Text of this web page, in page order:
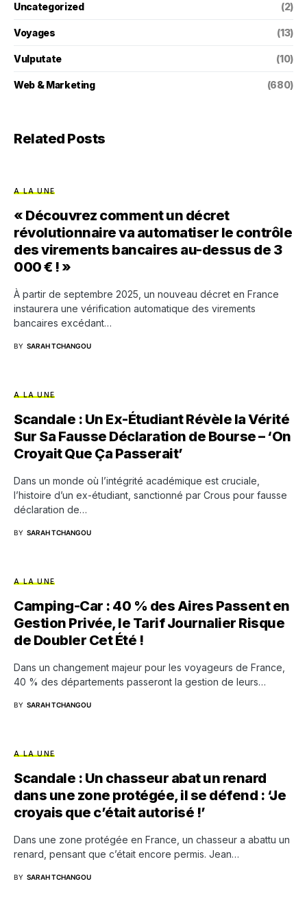
Uncategorized (2)
Voyages (13)
Vulputate (10)
Web & Marketing (680)
Related Posts
A LA UNE
« Découvrez comment un décret
révolutionnaire va automatiser le contrôle
des virements bancaires au-dessus de 3
000 € ! »
À partir de septembre 2025, un nouveau décret en France
instaurera une vérification automatique des virements
bancaires excédant…
BY SARAH TCHANGOU
A LA UNE
Scandale : Un Ex-Étudiant Révèle la Vérité
Sur Sa Fausse Déclaration de Bourse – ‘On
Croyait Que Ça Passerait’
Dans un monde où l’intégrité académique est cruciale,
l’histoire d’un ex-étudiant, sanctionné par Crous pour fausse
déclaration de…
BY SARAH TCHANGOU
A LA UNE
Camping-Car : 40 % des Aires Passent en
Gestion Privée, le Tarif Journalier Risque
de Doubler Cet Été !
Dans un changement majeur pour les voyageurs de France,
40 % des départements passeront la gestion de leurs…
BY SARAH TCHANGOU
A LA UNE
Scandale : Un chasseur abat un renard
dans une zone protégée, il se défend : ‘Je
croyais que c’était autorisé !’
Dans une zone protégée en France, un chasseur a abattu un
renard, pensant que c’était encore permis. Jean…
BY SARAH TCHANGOU